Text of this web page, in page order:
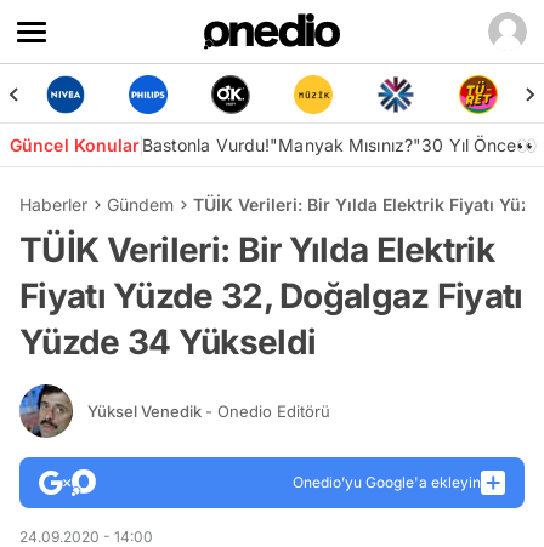
Güncel KonularBastonla Vurdu!"Manyak Mısınız?"30 Yıl Önce👀
Haberler Gündem TÜİK Verileri: Bir Yılda Elektrik Fiyatı
TÜİK Verileri: Bir Yılda Elektrik
Fiyatı Yüzde 32, Doğalgaz Fiyatı
Yüzde 34 Yükseldi
Yüksel Venedik - Onedio Editörü
Onedio’yu Google'a ekleyin
24.09.2020 - 14:00